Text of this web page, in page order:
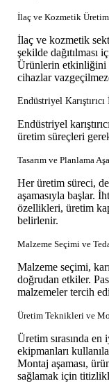
İlaç ve Kozmetik
İlaç ve kozmetik
şekilde dağıtılması
Ürünlerin etkinliğini
cihazlar
Endüstriyel
Endüstriyel
üretim süreçleri
Tasarım ve Planlama
Her üretim süreci,
aşamasıyla başlar.
özellikleri, üretim
belirlenir.
Malzeme Seçimi ve
Malzeme seçimi,
doğrudan etkiler.
malzemeler tercih
Üretim Teknikleri ve
Üretim sırasında
ekipmanları
Montaj aşaması,
sağlamak için